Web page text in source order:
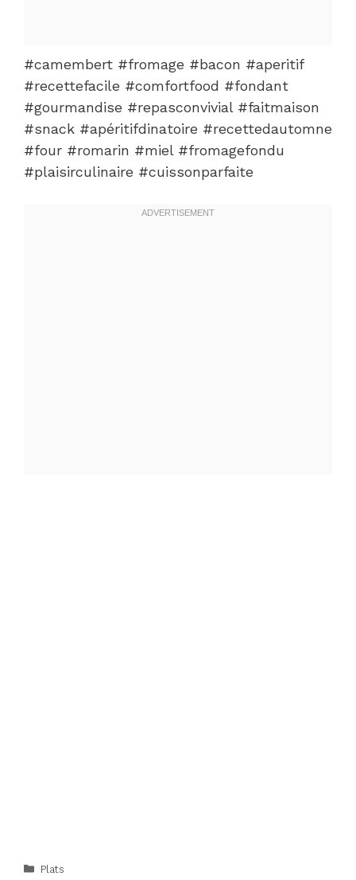
#camembert #fromage #bacon #aperitif
#recettefacile #comfortfood #fondant
#gourmandise #repasconvivial #faitmaison
#snack #apéritifdinatoire #recettedautomne
#four #romarin #miel #fromagefondu
#plaisirculinaire #cuissonparfaite
Categories
Plats